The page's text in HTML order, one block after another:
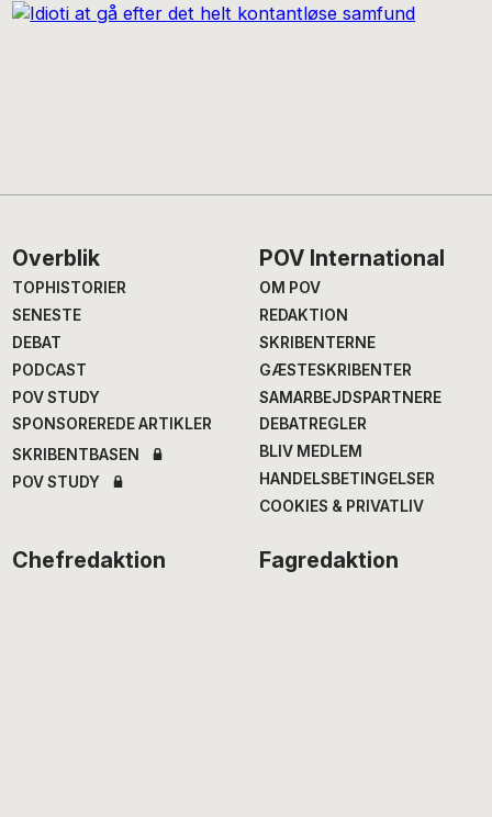
Footer
Overblik
TOPHISTORIER
SENESTE
DEBAT
PODCAST
POV STUDY
SPONSOREREDE ARTIKLER
SKRIBENTBASEN
POV STUDY
POV International
OM POV
REDAKTION
SKRIBENTERNE
GÆSTESKRIBENTER
SAMARBEJDSPARTNERE
DEBATREGLER
BLIV MEDLEM
HANDELSBETINGELSER
COOKIES & PRIVATLIV
Chefredaktion Fagredaktion